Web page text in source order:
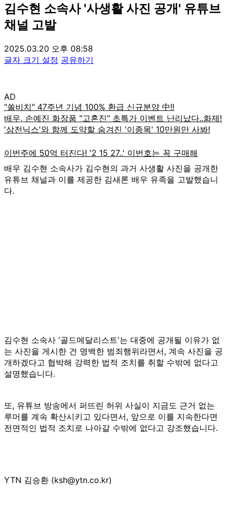
김수현 소속사 '사생활 사진 공개' 유튜브
채널 고발
2025.03.20 오후 08:58
글자 크기 설정 공유하기
AD
배우 김수현 소속사가 김수현의 과거 사생활 사진을 공개한
유튜브 채널과 이를 제공한 김새론 배우 유족을 고발했습니
다.
김수현 소속사 '골드메달리스트'는 대중에 공개될 이유가 없
는 사진을 게시한 건 명백한 범죄행위라면서, 계속 사진을 공
개하겠다고 협박해 강력한 법적 조치를 취할 수밖에 없다고
설명했습니다.
또, 유튜브 방송에서 퍼뜨린 허위 사실이 지금도 근거 없는
루머를 계속 확산시키고 있다면서, 앞으로 이를 지속한다면
전면적인 법적 조치로 나아갈 수밖에 없다고 강조했습니다.
YTN 김승환 (ksh@ytn.co.kr)